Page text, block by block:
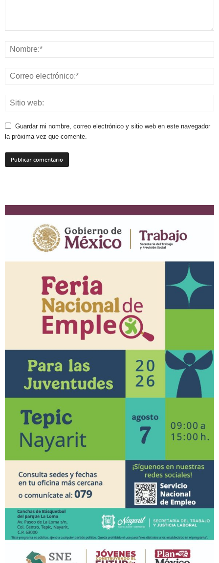
Guardar mi nombre, correo electrónico y sitio web en este navegador
la próxima vez que comente.